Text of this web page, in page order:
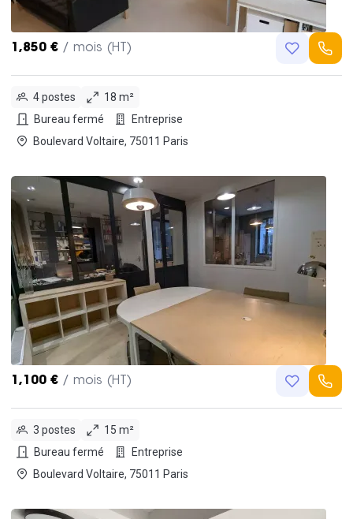
1,850 € / mois (HT)
4 postes
18 m²
Bureau fermé
Entreprise
Boulevard Voltaire, 75011 Paris
1,100 € / mois (HT)
3 postes
15 m²
Bureau fermé
Entreprise
Boulevard Voltaire, 75011 Paris